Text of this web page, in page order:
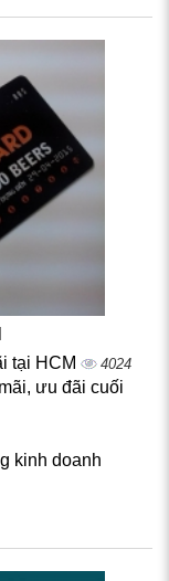
tại HCM 4024
ưu đãi cuối
kinh doanh